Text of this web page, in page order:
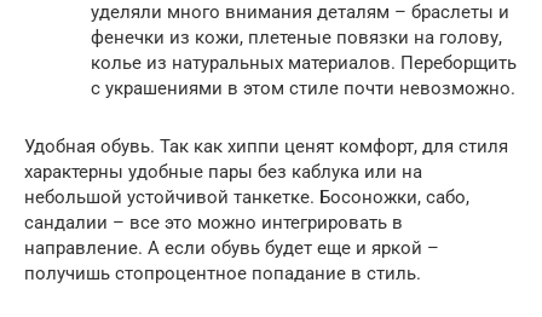
уделяли много внимания деталям – браслеты и
фенечки из кожи, плетеные повязки на голову,
колье из натуральных материалов. Переборщить
с украшениями в этом стиле почти невозможно.
Удобная обувь. Так как хиппи ценят комфорт, для стиля
характерны удобные пары без каблука или на
небольшой устойчивой танкетке. Босоножки, сабо,
сандалии – все это можно интегрировать в
направление. А если обувь будет еще и яркой –
получишь стопроцентное попадание в стиль.